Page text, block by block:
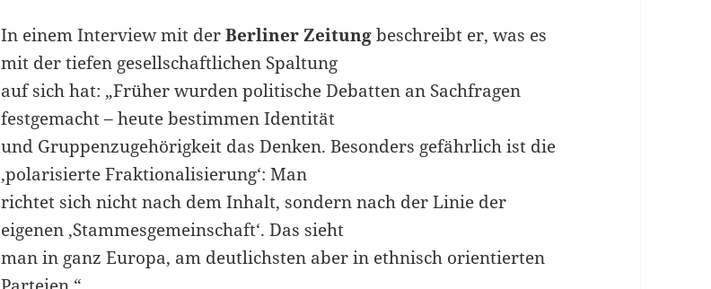
In einem Interview mit derBerliner Zeitungbeschreibt er, was es
mit der tiefen gesellschaftlichen Spaltung
auf sich hat: „Früher wurden politische Debatten an Sachfragen
festgemacht – heute bestimmen Identität
und Gruppenzugehörigkeit das Denken. Besonders gefährlich ist die
‚polarisierte Fraktionalisierung‘: Man
richtet sich nicht nach dem Inhalt, sondern nach der Linie der
eigenen ‚Stammesgemeinschaft‘. Das sieht
man in ganz Europa, am deutlichsten aber in ethnisch orientierten